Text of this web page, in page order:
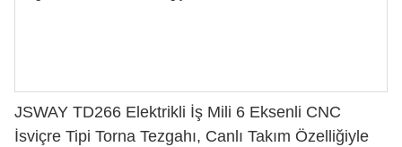
JSWAY TD266 Elektrikli İş Mili 6 Eksenli CNC
İsviçre Tipi Torna Tezgahı, Canlı Takım Özelliğiyle